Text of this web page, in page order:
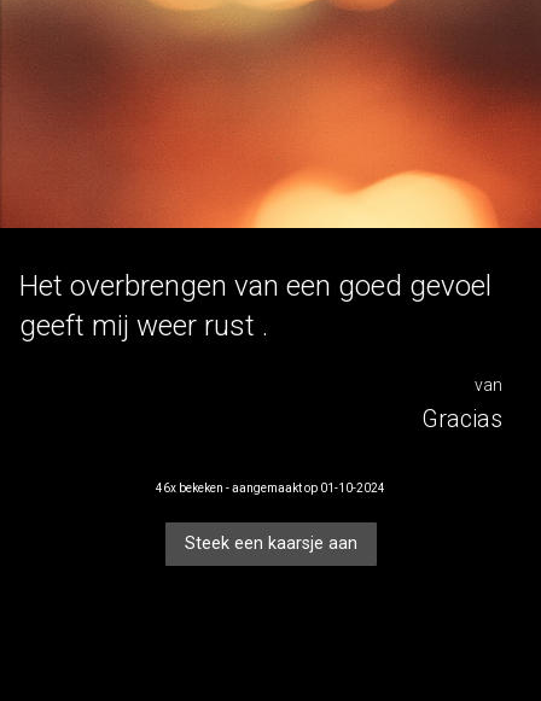
mezelf
Het overbrengen van een goed gevoel
geeft mij weer rust .
van
Gracias
46x bekeken - aangemaakt op 01-10-2024
Steek een kaarsje aan